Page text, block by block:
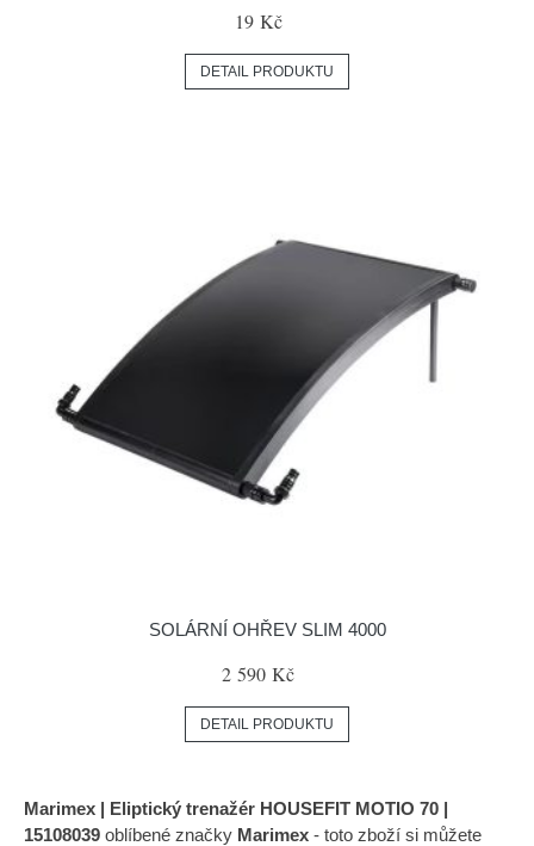
19 Kč
DETAIL PRODUKTU
SOLÁRNÍ OHŘEV SLIM 4000
2 590 Kč
DETAIL PRODUKTU
Marimex | Eliptický trenažér HOUSEFIT MOTIO 70 |
15108039 oblíbené značky Marimex - toto zboží si můžete